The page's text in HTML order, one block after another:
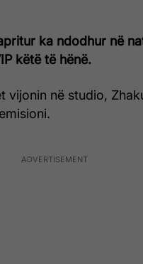
ka ndodhur në
këtë të hënë.
vijonin në studio,